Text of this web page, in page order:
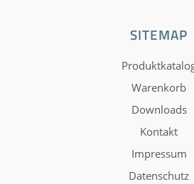
SITEMAP
Warenkorb
Downloads
Kontakt
Impressum
Datenschutz